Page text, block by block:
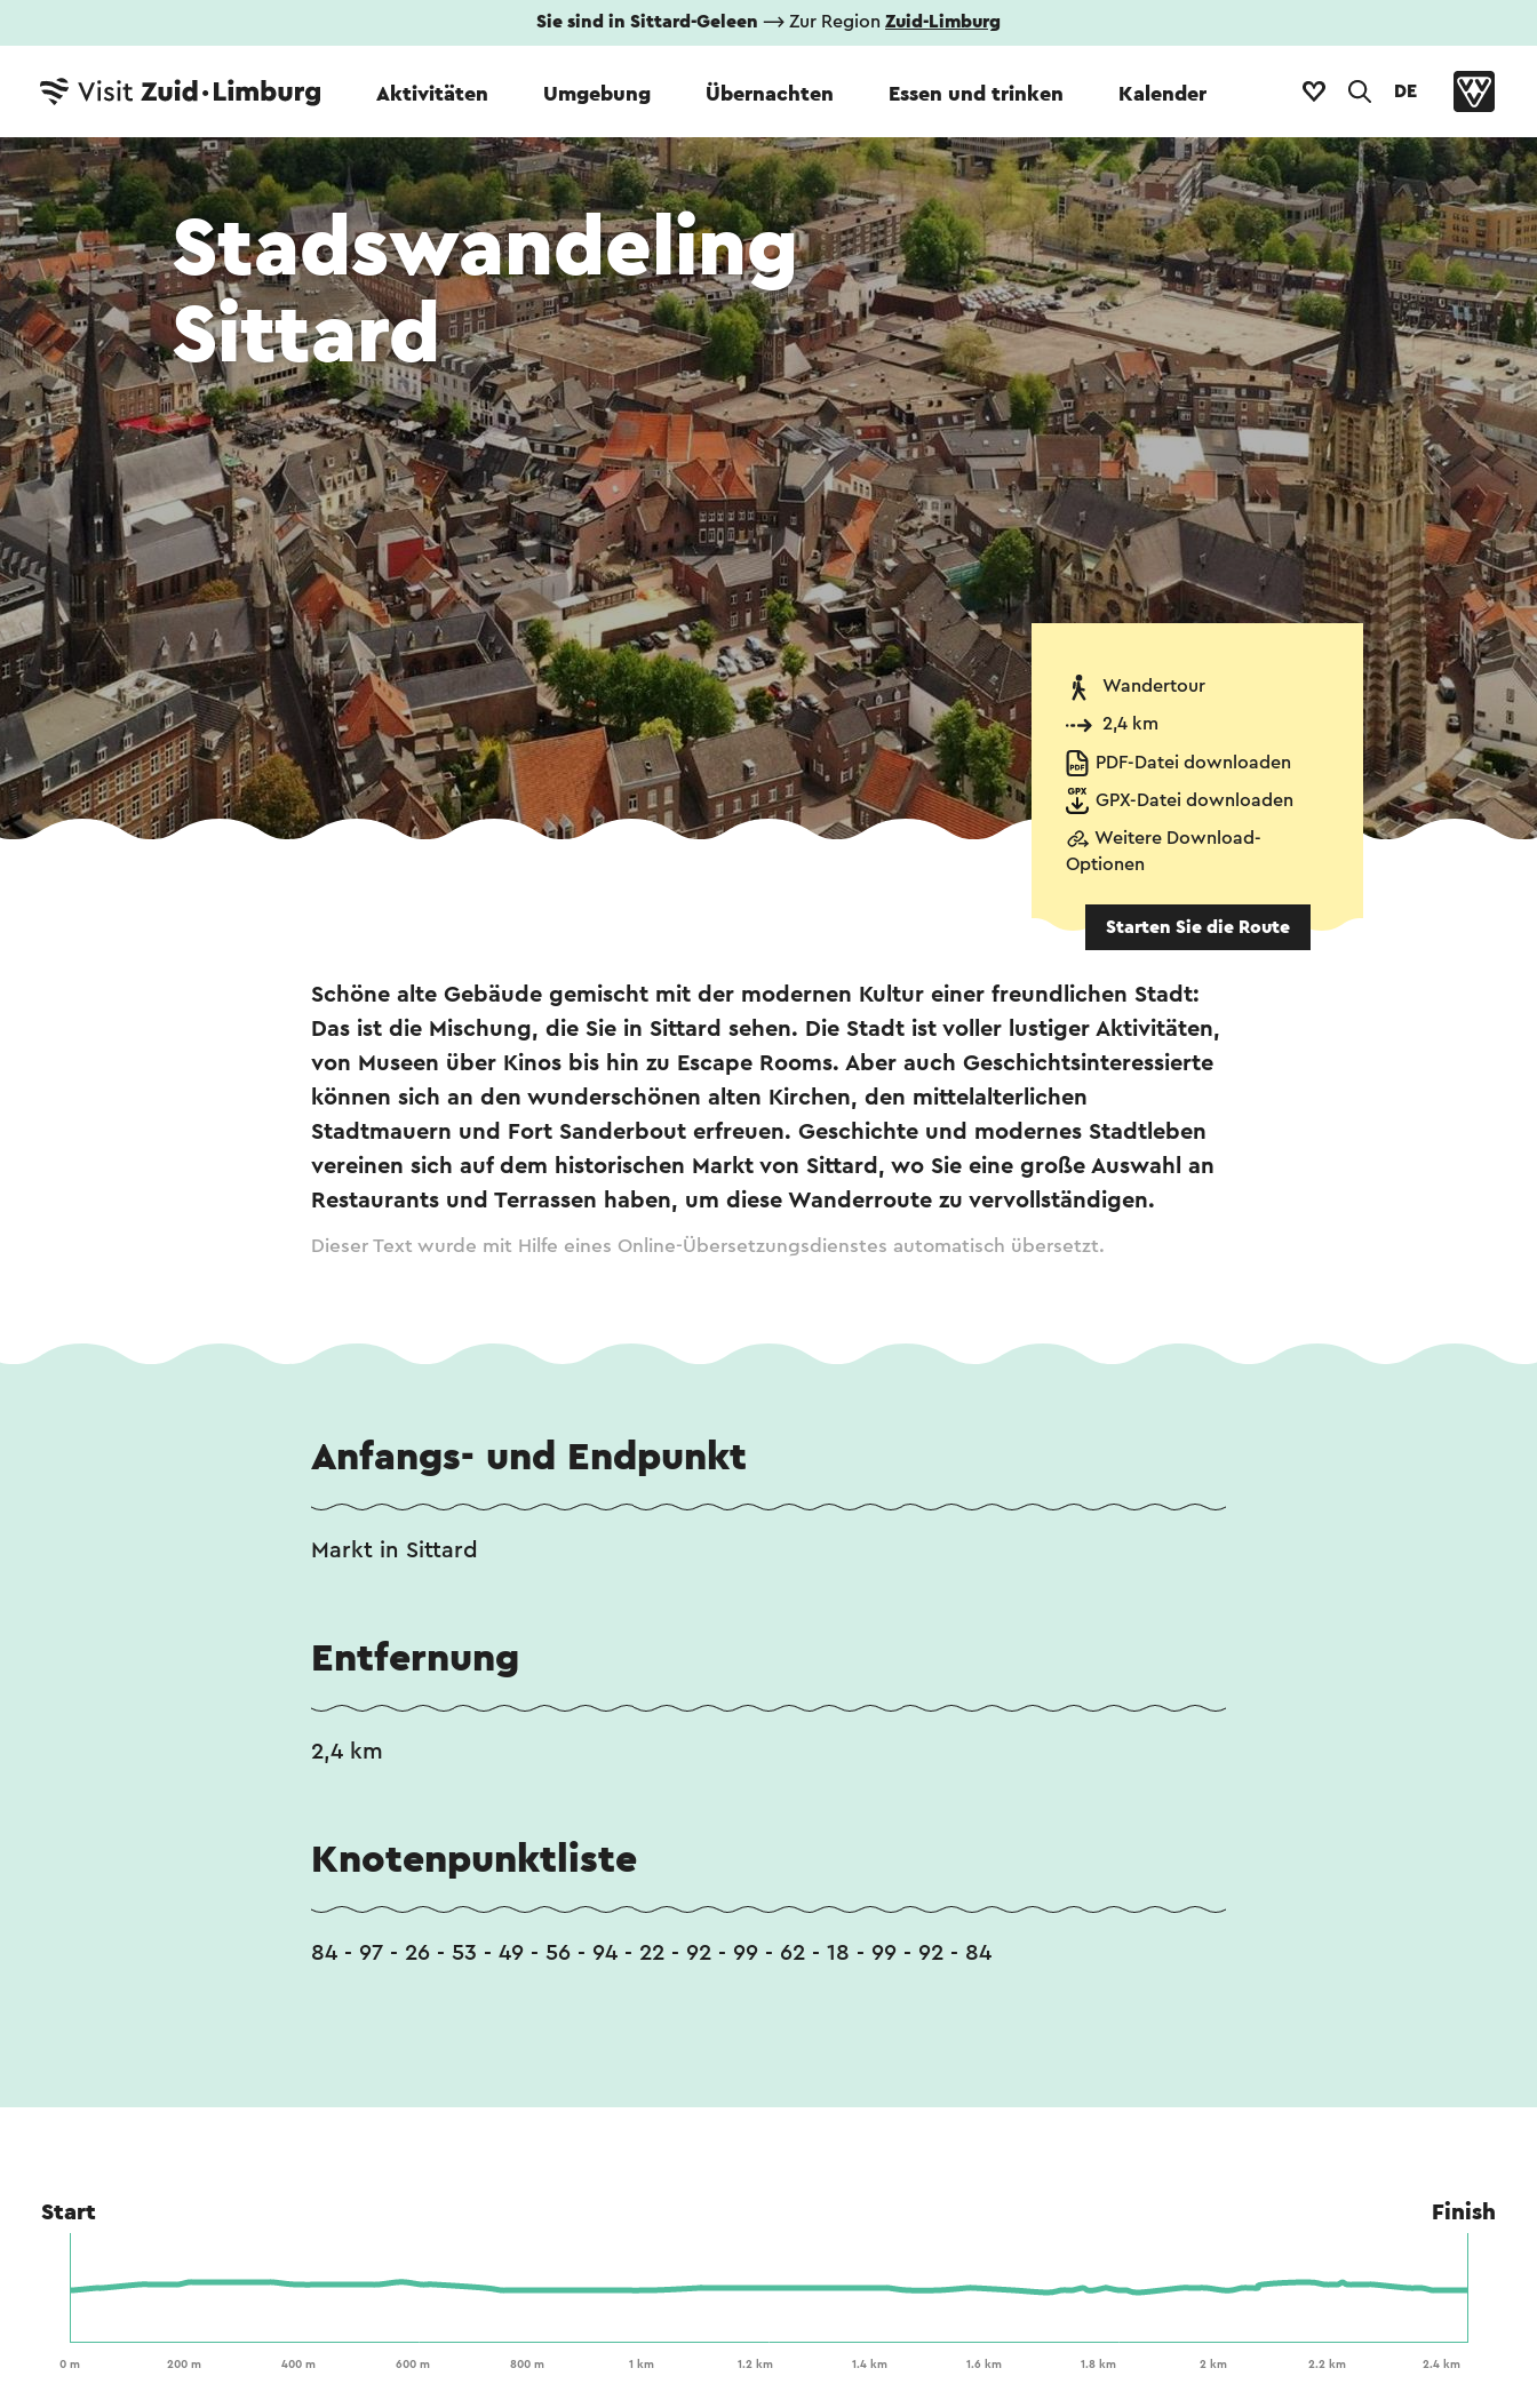
Sie sind in Sittard-Geleen ⟶ Zur Region Zuid-Limburg
Aktivitäten Umgebung Übernachten Essen und trinken Kalender DE
Stadswandeling
Sittard
Wandertour
2,4 km
PDF-Datei downloaden
GPX-Datei downloaden
Weitere Download-
Optionen
Starten Sie die Route
Schöne alte Gebäude gemischt mit der modernen Kultur einer freundlichen Stadt:
Das ist die Mischung, die Sie in Sittard sehen. Die Stadt ist voller lustiger Aktivitäten,
von Museen über Kinos bis hin zu Escape Rooms. Aber auch Geschichtsinteressierte
können sich an den wunderschönen alten Kirchen, den mittelalterlichen
Stadtmauern und Fort Sanderbout erfreuen. Geschichte und modernes Stadtleben
vereinen sich auf dem historischen Markt von Sittard, wo Sie eine große Auswahl an
Restaurants und Terrassen haben, um diese Wanderroute zu vervollständigen.
Dieser Text wurde mit Hilfe eines Online-Übersetzungsdienstes automatisch übersetzt.
Anfangs- und Endpunkt
Markt in Sittard
Entfernung
2,4 km
Knotenpunktliste
84 - 97 - 26 - 53 - 49 - 56 - 94 - 22 - 92 - 99 - 62 - 18 - 99 - 92 - 84
Start Finish